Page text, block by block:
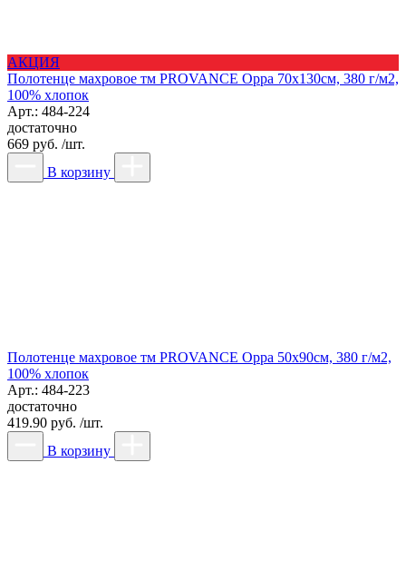
АКЦИЯ
Полотенце махровое тм PROVANCE Орра 70х130см, 380 г/м2,
100% хлопок
Арт.: 484-224
достаточно
669 руб. /шт.
В корзину
Полотенце махровое тм PROVANCE Орра 50х90см, 380 г/м2,
100% хлопок
Арт.: 484-223
достаточно
419.90 руб. /шт.
В корзину